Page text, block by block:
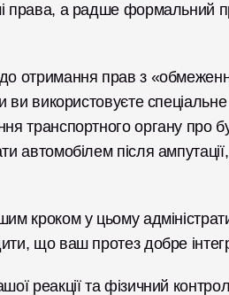
права, а радше формальний
отримання прав з
ви використовуєте
транспортного органу про
автомобілем після
кроком у цьому
що ваш протез добре
реакції та фізичний